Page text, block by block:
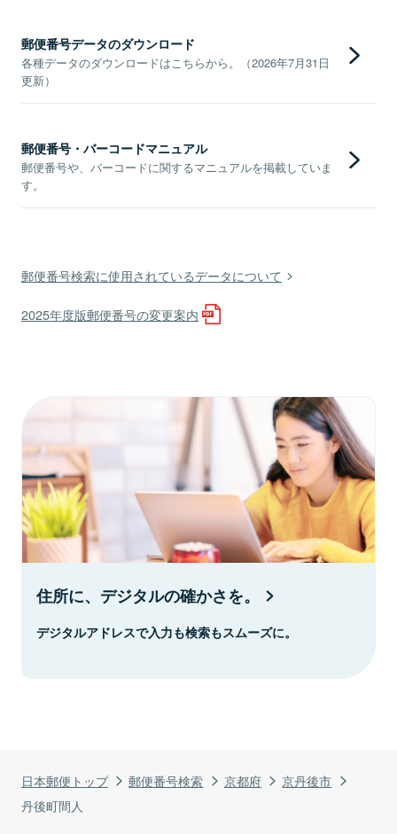
日本郵便トップ 郵便番号検索 京都府
京丹後市
丹後町間人
郵便番号データのダウンロード
各種データのダウンロードはこちらから。（2026年7月31日
更新）
郵便番号・バーコードマニュアル
郵便番号や、バーコードに関するマニュアルを掲載していま
す。
郵便番号検索に使用されているデータについて
2025年度版郵便番号の変更案内
住所に、デジタルの確かさを。
デジタルアドレスで入力も検索もスムーズに。